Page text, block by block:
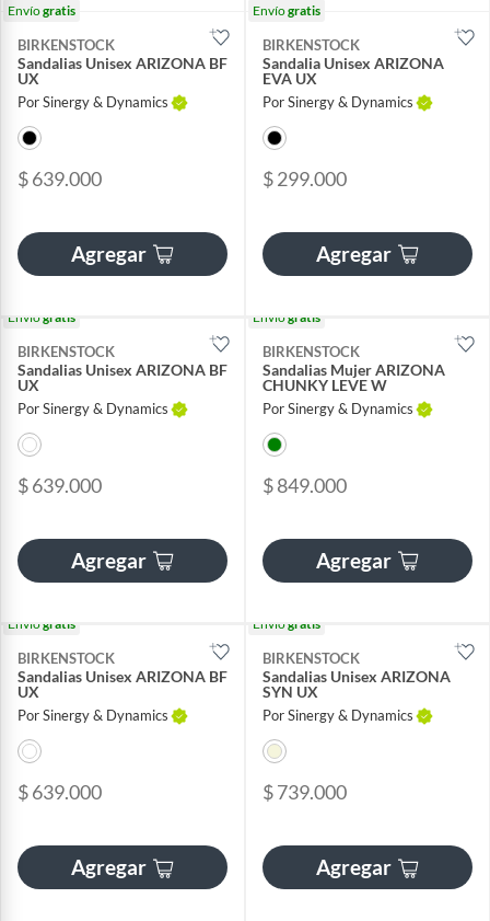
Envíogratis
BIRKENSTOCK
Sandalias Unisex ARIZONA BF
UX
Por Sinergy & Dynamics
$ 639.000
Agregar
Envíogratis
BIRKENSTOCK
Sandalia Unisex ARIZONA
EVA UX
Por Sinergy & Dynamics
$ 299.000
Agregar
Envíogratis
BIRKENSTOCK
Sandalias Unisex ARIZONA BF
UX
Por Sinergy & Dynamics
$ 639.000
Agregar
Envíogratis
BIRKENSTOCK
Sandalias Mujer ARIZONA
CHUNKY LEVE W
Por Sinergy & Dynamics
$ 849.000
Agregar
Envíogratis
BIRKENSTOCK
Sandalias Unisex ARIZONA BF
UX
Por Sinergy & Dynamics
$ 639.000
Agregar
Envíogratis
BIRKENSTOCK
Sandalias Unisex ARIZONA
SYN UX
Por Sinergy & Dynamics
$ 739.000
Agregar